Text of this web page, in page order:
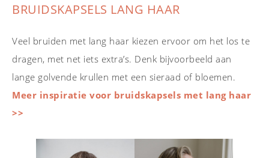
BRUIDSKAPSELS LANG HAAR
Veel bruiden met lang haar kiezen ervoor om het los te
dragen, met net iets extra’s. Denk bijvoorbeeld aan
lange golvende krullen met een sieraad of bloemen.
Meer inspiratie voor bruidskapsels met lang haar
>>